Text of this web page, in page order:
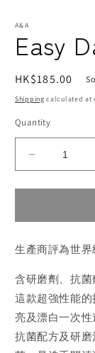
A&A
Easy
Regular
price
HK$185.00
Shipping calculated at
Quantity
Decrease
quantity
for
Dab
潔
溶
液
生產商評為世
含研磨劑、抗
這款超強性能
亮及漂白一次
抗菌配方及研